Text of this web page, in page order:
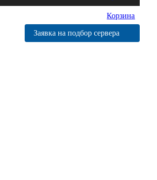
Корзина
Заявка на подбор сервера